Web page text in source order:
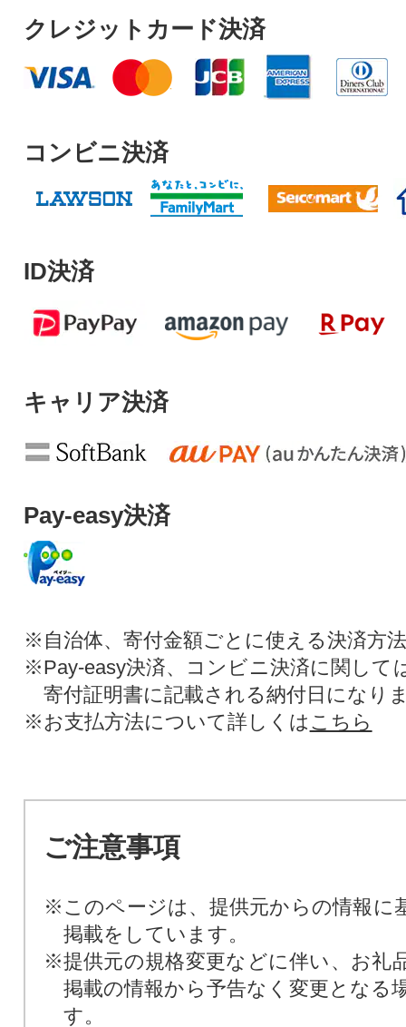
クレジットカード決済
コンビニ決済
ID決済
キャリア決済
Pay-easy決済
※自治体、寄付金額ごとに使える決済方
※Pay-easy決済、コンビニ決済に関して
寄付証明書に記載される納付日になり
※お支払方法について詳しくは こちら
ご注意事項
※このページは、提供元からの情報に
掲載をしています。
※提供元の規格変更などに伴い、お礼
掲載の情報から予告なく変更となる
す。